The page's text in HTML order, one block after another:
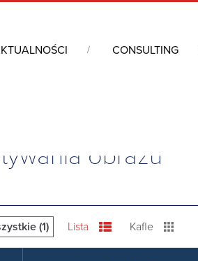
CONSULTING
obrazu
(1) Lista Kafle